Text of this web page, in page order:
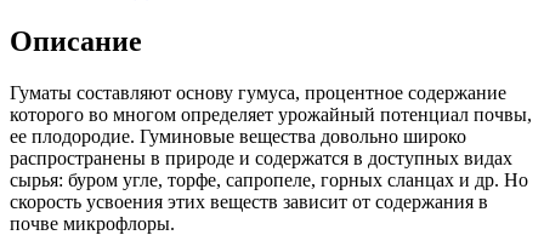
Описание
Гуматы составляют основу гумуса, процентное содержание
которого во многом определяет урожайный потенциал почвы,
ее плодородие. Гуминовые вещества довольно широко
распространены в природе и содержатся в доступных видах
сырья: буром угле, торфе, сапропеле, горных сланцах и др. Но
скорость усвоения этих веществ зависит от содержания в
почве микрофлоры.